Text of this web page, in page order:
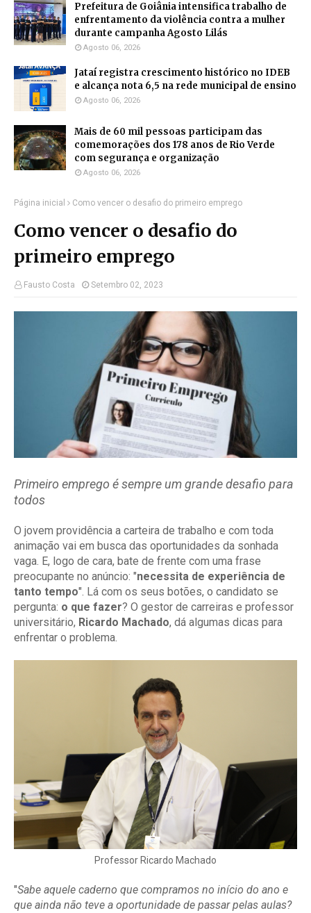
Prefeitura de Goiânia intensifica trabalho de
enfrentamento da violência contra a mulher
durante campanha Agosto Lilás
Agosto 06, 2026
Jataí registra crescimento histórico no IDEB
e alcança nota 6,5 na rede municipal de ensino
Agosto 06, 2026
Mais de 60 mil pessoas participam das
comemorações dos 178 anos de Rio Verde
com segurança e organização
Agosto 06, 2026
Página inicial Como vencer o desafio do primeiro emprego
Como vencer o desafio do
primeiro emprego
Fausto Costa Setembro 02, 2023
Primeiro emprego é sempre um grande desafio para
todos
O jovem providência a carteira de trabalho e com toda
animação vai em busca das oportunidades da sonhada
vaga. E, logo de cara, bate de frente com uma frase
preocupante no anúncio: "necessita de experiência de
tanto tempo". Lá com os seus botões, o candidato se
pergunta: o que fazer? O gestor de carreiras e professor
universitário, Ricardo Machado, dá algumas dicas para
enfrentar o problema.
Professor Ricardo Machado
"Sabe aquele caderno que compramos no início do ano e
que ainda não teve a oportunidade de passar pelas aulas?